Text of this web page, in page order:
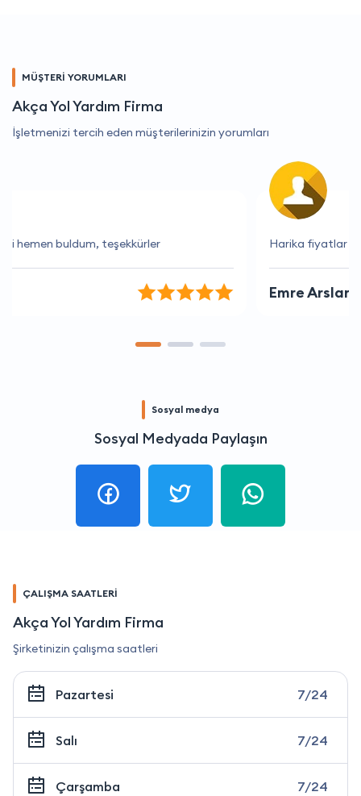
MÜŞTERİ YORUMLARI
Akça Yol Yardım Firma
İşletmenizi tercih eden müşterilerinizin yorumları
Harika fiyatlar ve mükemmel hizmet.
Sosyal medya
Sosyal Medyada Paylaşın
ÇALIŞMA SAATLERİ
Akça Yol Yardım Firma
Şirketinizin çalışma saatleri
Pazartesi 7/24
Salı 7/24
Çarşamba 7/24